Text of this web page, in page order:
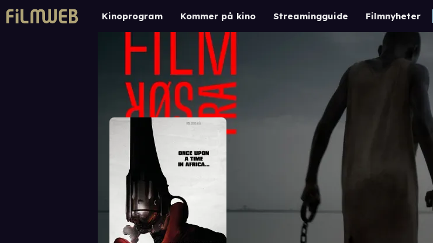
Kinoprogram Kommer på kino Streamingguide Filmnyheter